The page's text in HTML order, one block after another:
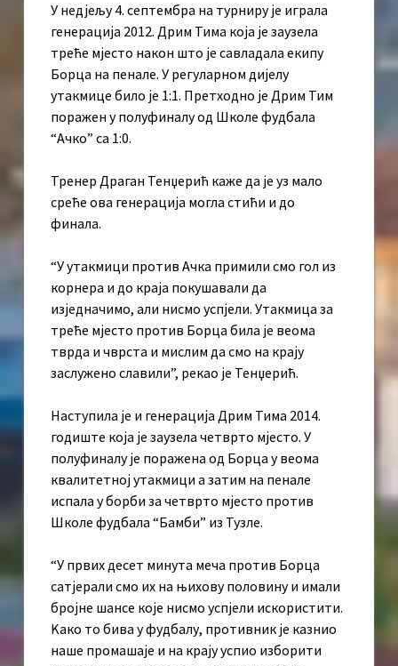
У недјељу 4. септембра на турниру је играла
генерација 2012. Дрим Тима која је заузела
треће мјесто након што је савладала екипу
Борца на пенале. У регуларном дијелу
утакмице било је 1:1. Претходно је Дрим Тим
поражен у полуфиналу од Школе фудбала
“Ачко” са 1:0.
Тренер Драган Тенџерић каже да је уз мало
среће ова генерација могла стићи и до
финала.
“У утакмици против Ачка примили смо гол из
корнера и до краја покушавали да
изједначимо, али нисмо успјели. Утакмица за
треће мјесто против Борца била је веома
тврда и чврста и мислим да смо на крају
заслужено славили”, рекао је Тенџерић.
Наступила је и генерација Дрим Тима 2014.
годиште која је заузела четврто мјесто. У
полуфиналу је поражена од Борца у веома
квалитетној утакмици а затим на пенале
испала у борби за четврто мјесто против
Школе фудбала “Бамби” из Тузле.
“У првих десет минута меча против Борца
сатјерали смо их на њихову половину и имали
бројне шансе које нисмо успјели искористити.
Kако то бива у фудбалу, противник је казнио
наше промашаје и на крају успио изборити